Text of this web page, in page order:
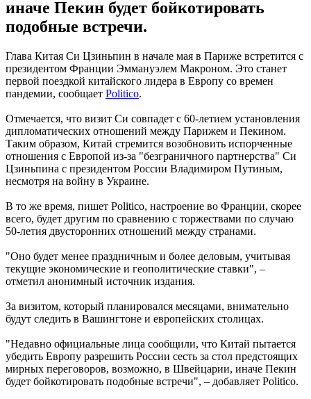
иначе Пекин будет бойкотировать
подобные встречи.
Глава Китая Си Цзиньпин в начале мая в Париже встретится с
президентом Франции Эммануэлем Макроном. Это станет
первой поездкой китайского лидера в Европу со времен
пандемии, сообщает Politico.
Отмечается, что визит Си совпадет с 60-летием установления
дипломатических отношений между Парижем и Пекином.
Таким образом, Китай стремится возобновить испорченные
отношения с Европой из-за "безграничного партнерства" Си
Цзиньпина с президентом России Владимиром Путиным,
несмотря на войну в Украине.
В то же время, пишет Politico, настроение во Франции, скорее
всего, будет другим по сравнению с торжествами по случаю
50-летия двусторонних отношений между странами.
"Оно будет менее праздничным и более деловым, учитывая
текущие экономические и геополитические ставки", –
отметил анонимный источник издания.
За визитом, который планировался месяцами, внимательно
будут следить в Вашингтоне и европейских столицах.
"Недавно официальные лица сообщили, что Китай пытается
убедить Европу разрешить России сесть за стол предстоящих
мирных переговоров, возможно, в Швейцарии, иначе Пекин
будет бойкотировать подобные встречи", – добавляет Politico.